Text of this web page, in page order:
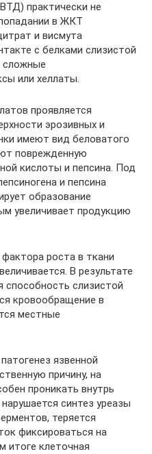
практически не
в ЖКТ
и висмута
с белками слизистой
сложные
или хеллаты.
проявляется
эрозивных и
имеют вид беловатого
поврежденную
кислоты и пепсина. Под
и пепсина
образование
увеличивает продукцию
роста в ткани
В результате
способность слизистой
кровообращение в
местные
язвенной
причину, на
проникать внутрь
синтез уреазы
теряется
фиксироваться на
итоге клеточная